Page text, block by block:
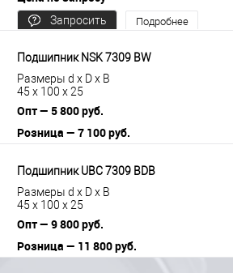
Запросить
Подробнее
Подшипник NSK 7309 BW
Размеры d x D x B
45 x 100 x 25
Опт — 5 800 руб.
Розница — 7 100 руб.
Подшипник UBC 7309 BDB
Размеры d x D x B
45 x 100 x 25
Опт — 9 800 руб.
Розница — 11 800 руб.